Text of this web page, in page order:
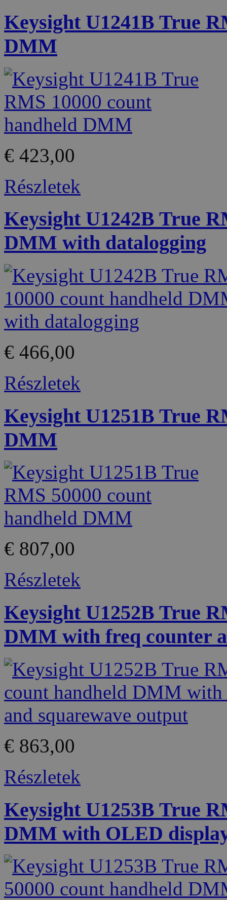
Keysight U1241B True
DMM
€ 423,00
Részletek
Keysight U1242B True
DMM with datalogging
€ 466,00
Részletek
Keysight U1251B True
DMM
€ 807,00
Részletek
Keysight U1252B True
DMM with freq counter
€ 863,00
Részletek
Keysight U1253B True
DMM with OLED